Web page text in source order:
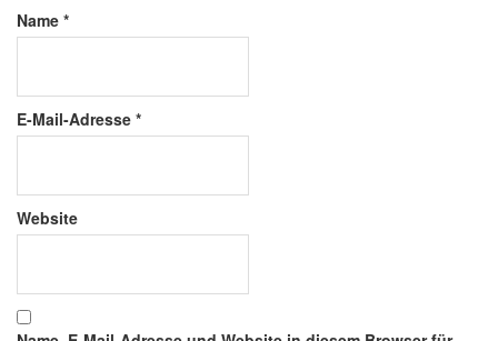
Name *
E-Mail-Adresse *
Website